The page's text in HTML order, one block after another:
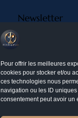
Pour offrir les meilleures
cookies pour stocker et/ou
ces technologies nous
navigation ou les ID
consentement peut avoir un
Newsletter